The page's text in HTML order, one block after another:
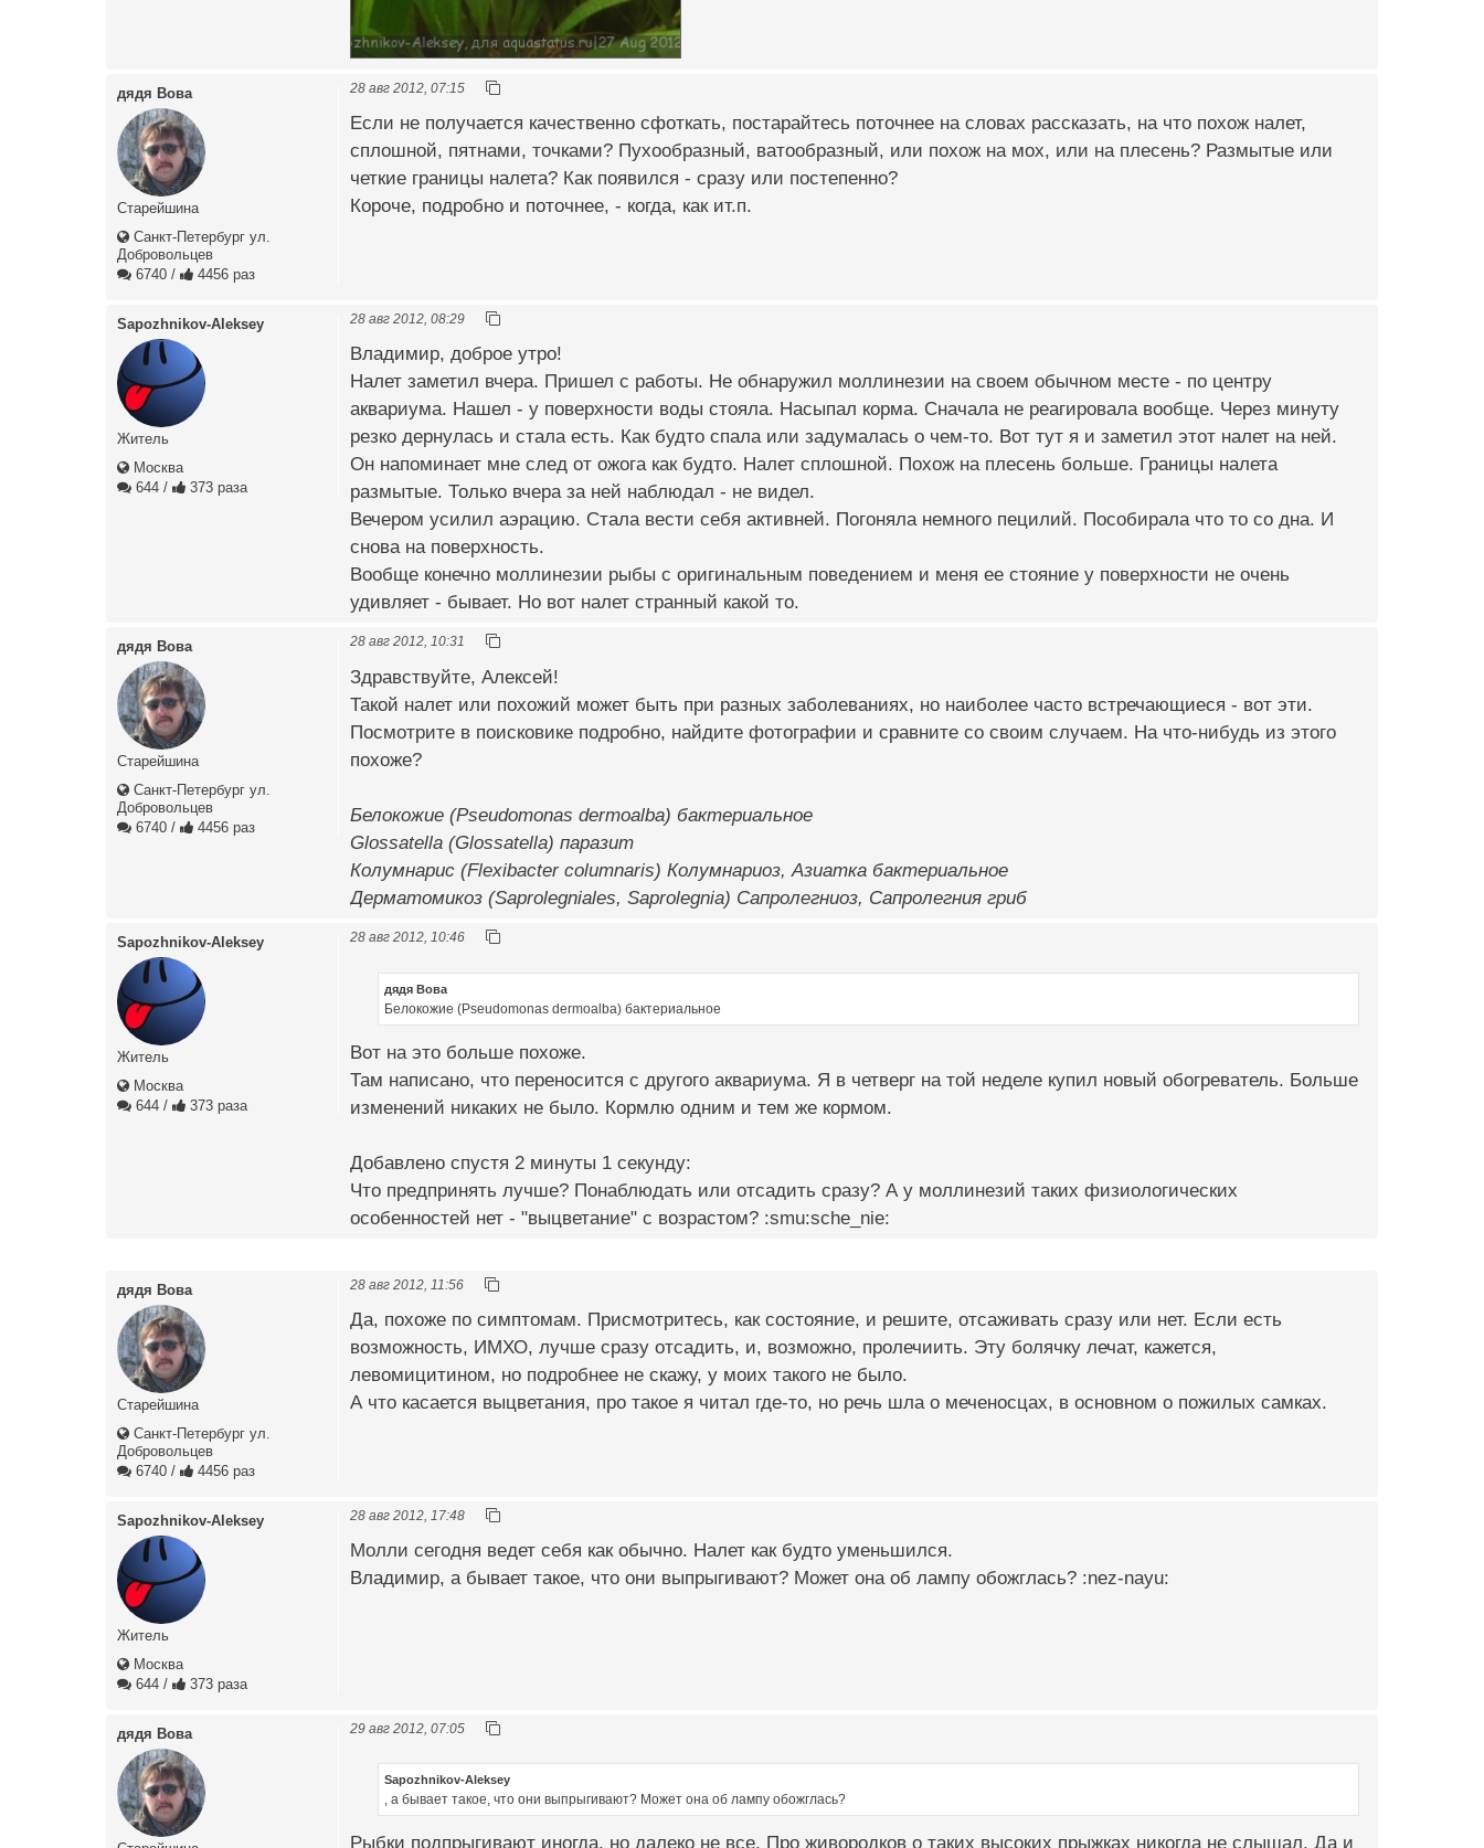
дядя Вова
Старейшина
Санкт-Петербург ул.
Добровольцев
6740 / 4456 раз
28 авг 2012, 07:15
Если не получается качественно сфоткать, постарайтесь поточнее на словах рассказать, на что похож налет,
сплошной, пятнами, точками? Пухообразный, ватообразный, или похож на мох, или на плесень? Размытые или
четкие границы налета? Как появился - сразу или постепенно?
Короче, подробно и поточнее, - когда, как ит.п.
Sapozhnikov-Aleksey
Житель
Москва
644 / 373 раза
28 авг 2012, 08:29
Владимир, доброе утро!
Налет заметил вчера. Пришел с работы. Не обнаружил моллинезии на своем обычном месте - по центру
аквариума. Нашел - у поверхности воды стояла. Насыпал корма. Сначала не реагировала вообще. Через минуту
резко дернулась и стала есть. Как будто спала или задумалась о чем-то. Вот тут я и заметил этот налет на ней.
Он напоминает мне след от ожога как будто. Налет сплошной. Похож на плесень больше. Границы налета
размытые. Только вчера за ней наблюдал - не видел.
Вечером усилил аэрацию. Стала вести себя активней. Погоняла немного пецилий. Пособирала что то со дна. И
снова на поверхность.
Вообще конечно моллинезии рыбы с оригинальным поведением и меня ее стояние у поверхности не очень
удивляет - бывает. Но вот налет странный какой то.
дядя Вова
Старейшина
Санкт-Петербург ул.
Добровольцев
6740 / 4456 раз
28 авг 2012, 10:31
Здравствуйте, Алексей!
Такой налет или похожий может быть при разных заболеваниях, но наиболее часто встречающиеся - вот эти.
Посмотрите в поисковике подробно, найдите фотографии и сравните со своим случаем. На что-нибудь из этого
похоже?
Белокожие (Pseudomonas dermoalba) бактериальное
Glossatella (Glossatella) паразит
Колумнарис (Flexibacter columnaris) Колумнариоз, Азиатка бактериальное
Дерматомикоз (Saprolegniales, Saprolegnia) Сапролегниоз, Сапролегния гриб
Sapozhnikov-Aleksey
Житель
Москва
644 / 373 раза
28 авг 2012, 10:46
дядя Вова
Белокожие (Pseudomonas dermoalba) бактериальное
Вот на это больше похоже.
Там написано, что переносится с другого аквариума. Я в четверг на той неделе купил новый обогреватель. Больше
изменений никаких не было. Кормлю одним и тем же кормом.
Добавлено спустя 2 минуты 1 секунду:
Что предпринять лучше? Понаблюдать или отсадить сразу? А у моллинезий таких физиологических
особенностей нет - "выцветание" с возрастом? :smu:sche_nie:
дядя Вова
Старейшина
Санкт-Петербург ул.
Добровольцев
6740 / 4456 раз
28 авг 2012, 11:56
Да, похоже по симптомам. Присмотритесь, как состояние, и решите, отсаживать сразу или нет. Если есть
возможность, ИМХО, лучше сразу отсадить, и, возможно, пролечиить. Эту болячку лечат, кажется,
левомицитином, но подробнее не скажу, у моих такого не было.
А что касается выцветания, про такое я читал где-то, но речь шла о меченосцах, в основном о пожилых самках.
Sapozhnikov-Aleksey
Житель
Москва
644 / 373 раза
28 авг 2012, 17:48
Молли сегодня ведет себя как обычно. Налет как будто уменьшился.
Владимир, а бывает такое, что они выпрыгивают? Может она об лампу обожглась? :nez-nayu:
дядя Вова 29 авг 2012, 07:05
Sapozhnikov-Aleksey
, а бывает такое, что они выпрыгивают? Может она об лампу обожглась?
Рыбки подпрыгивают иногда, но далеко не все. Про живородков о таких высоких прыжках никогда не слышал. Да и